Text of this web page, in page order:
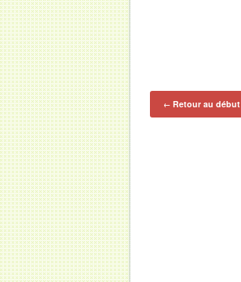
←Retour au début